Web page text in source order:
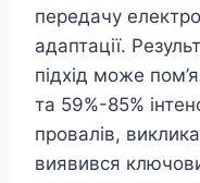
передачу
адаптації.
підхід може
та 59%-85%
провалів,
виявився